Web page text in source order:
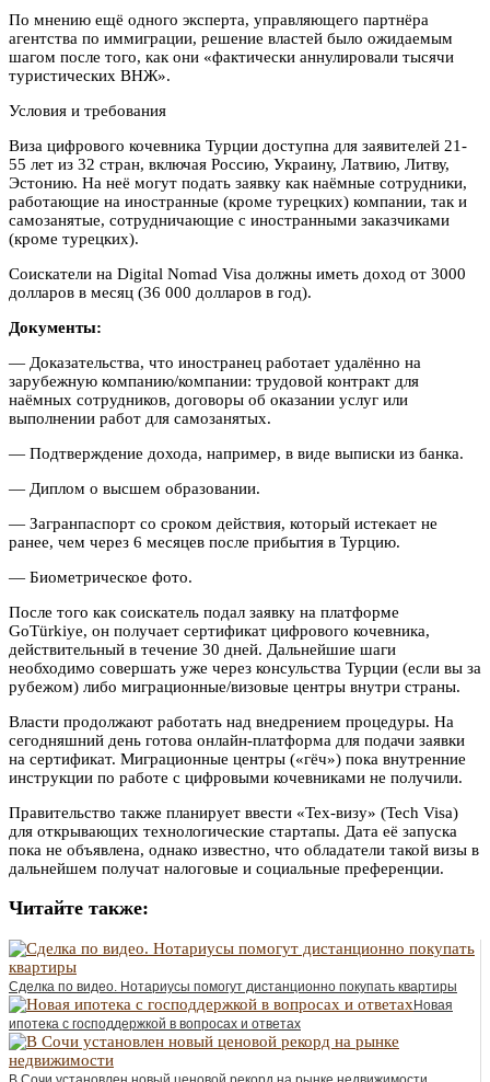
По мнению ещё одного эксперта, управляющего партнёра
агентства по иммиграции, решение властей было ожидаемым
шагом после того, как они «фактически аннулировали тысячи
туристических ВНЖ».
Условия и требования
Виза цифрового кочевника Турции доступна для заявителей 21-
55 лет из 32 стран, включая Россию, Украину, Латвию, Литву,
Эстонию. На неё могут подать заявку как наёмные сотрудники,
работающие на иностранные (кроме турецких) компании, так и
самозанятые, сотрудничающие с иностранными заказчиками
(кроме турецких).
Соискатели на Digital Nomad Visa должны иметь доход от 3000
долларов в месяц (36 000 долларов в год).
Документы:
— Доказательства, что иностранец работает удалённо на
зарубежную компанию/компании: трудовой контракт для
наёмных сотрудников, договоры об оказании услуг или
выполнении работ для самозанятых.
— Подтверждение дохода, например, в виде выписки из банка.
— Диплом о высшем образовании.
— Загранпаспорт со сроком действия, который истекает не
ранее, чем через 6 месяцев после прибытия в Турцию.
— Биометрическое фото.
После того как соискатель подал заявку на платформе
GoTürkiye, он получает сертификат цифрового кочевника,
действительный в течение 30 дней. Дальнейшие шаги
необходимо совершать уже через консульства Турции (если вы за
рубежом) либо миграционные/визовые центры внутри страны.
Власти продолжают работать над внедрением процедуры. На
сегодняшний день готова онлайн-платформа для подачи заявки
на сертификат. Миграционные центры («гёч») пока внутренние
инструкции по работе с цифровыми кочевниками не получили.
Правительство также планирует ввести «Тех-визу» (Tech Visa)
для открывающих технологические стартапы. Дата её запуска
пока не объявлена, однако известно, что обладатели такой визы в
дальнейшем получат налоговые и социальные преференции.
Читайте также:
Сделка по видео. Нотариусы помогут дистанционно покупать квартиры
Новая
ипотека с господдержкой в вопросах и ответах